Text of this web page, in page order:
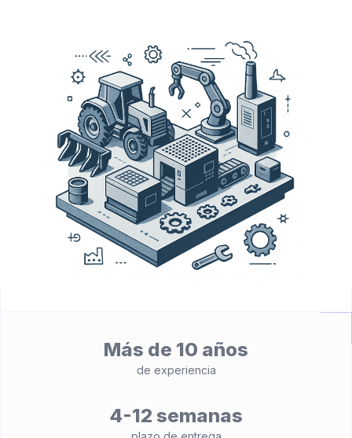
Más de 10 años
de experiencia
4-12 semanas